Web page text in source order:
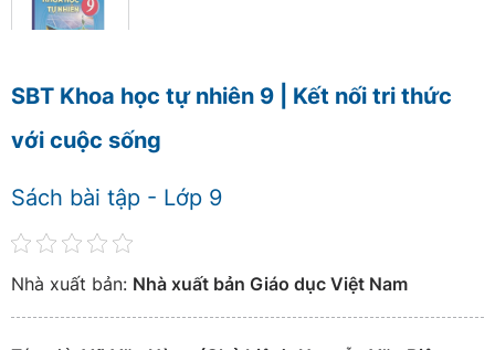
SBT Khoa học tự nhiên 9 | Kết nối tri thức
với cuộc sống
Sách bài tập - Lớp 9
Nhà xuất bản: Nhà xuất bản Giáo dục Việt Nam